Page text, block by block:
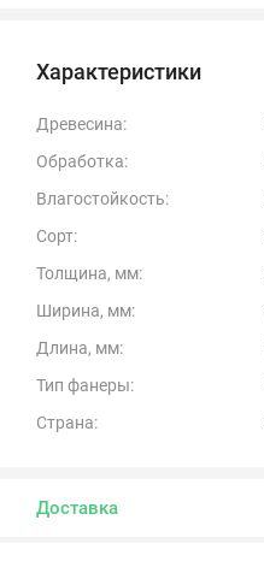
Характеристики
Древесина:
Обработка:
Влагостойкость:
Сорт:
Толщина, мм:
Ширина, мм:
Длина, мм:
Тип фанеры:
Страна:
Доставка